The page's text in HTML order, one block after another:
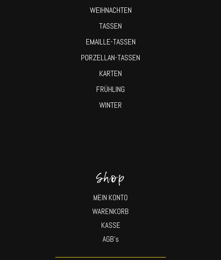
WEIHNACHTEN
TASSEN
EMAILLE-TASSEN
PORZELLAN-TASSEN
KARTEN
FRÜHLING
WINTER
Shop
MEIN KONTO
WARENKORB
KASSE
AGB’s